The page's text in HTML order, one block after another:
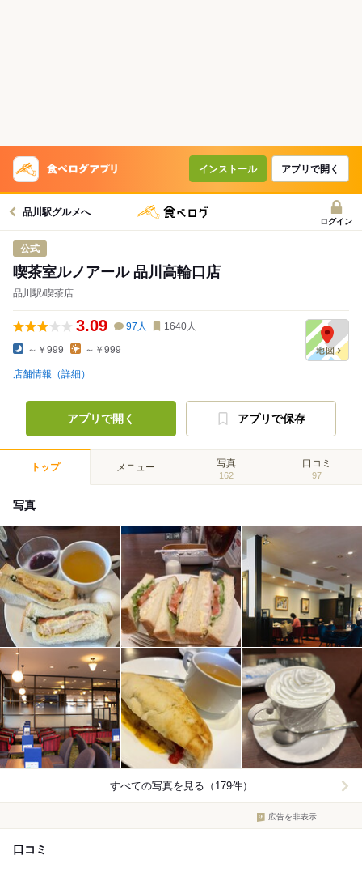
インストール アプリで開く
品川駅グルメへ
ログイン
公式
喫茶室ルノアール 品川高輪口店
品川駅/喫茶店
3.09 97 人 1640人
～￥999 ～￥999
店舗情報（詳細）
アプリで開く アプリで保存
トップ メニュー 写真
162
口コミ
97
写真
すべての写真を見る（179件）
広告を非表示
口コミ